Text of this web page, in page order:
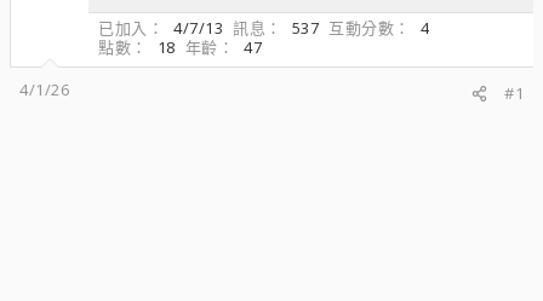
已加入
4/7/13 訊息 537 互動分數
4
點數
18 年齡
47
4/1/26
#1